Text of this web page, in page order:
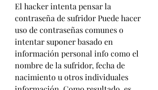
El hacker intenta pensar la
contraseña de sufridor Puede hacer
uso de contraseñas comunes o
intentar suponer basado en
información personal info como el
nombre de la sufridor, fecha de
nacimiento u otros individuales